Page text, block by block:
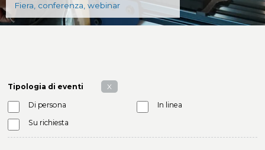
Fiera, conferenza, webinar
Tipologia di eventi X
Di persona
In linea
Su richiesta